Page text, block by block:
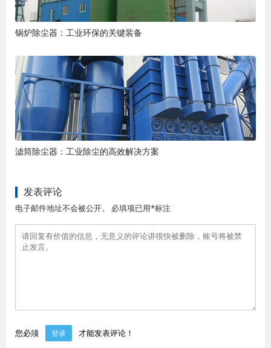
锅炉除尘器：工业环保的关键装备
滤筒除尘器：工业除尘的高效解决方案
发表评论
电子邮件地址不会被公开。 必填项已用*标注
您必须 登录 才能发表评论！